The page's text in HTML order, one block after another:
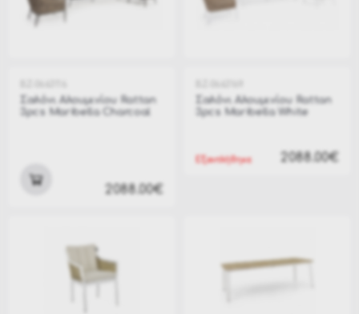
Σαλόνι Αλουμινίου Rattan
3pcs Maribella Charcoal
2088.00€
Σαλόνι Αλουμινίου Rattan
3pcs Maribella White
2088.00€
Εξαντλήθηκε